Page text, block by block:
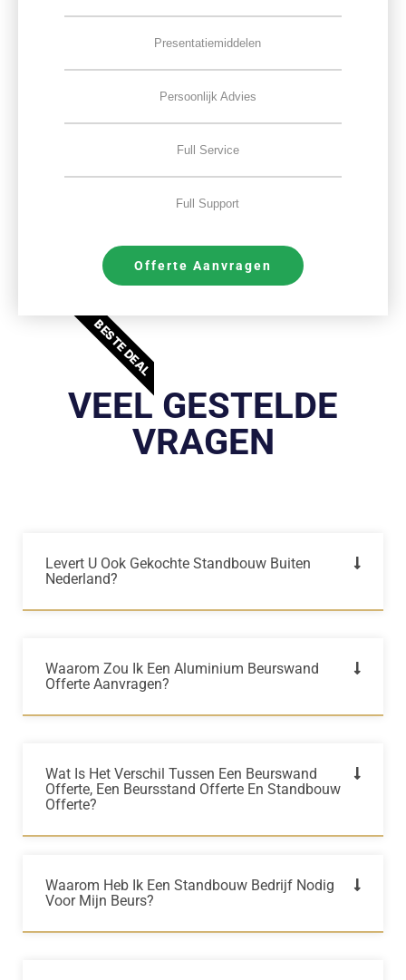
Presentatiemiddelen
Persoonlijk Advies
Full Service
Full Support
Offerte Aanvragen
BESTE DEAL
VEEL GESTELDE
VRAGEN
Levert U Ook Gekochte Standbouw Buiten
Nederland?
Waarom Zou Ik Een Aluminium Beurswand
Offerte Aanvragen?
Wat Is Het Verschil Tussen Een Beurswand
Offerte, Een Beursstand Offerte En Standbouw
Offerte?
Waarom Heb Ik Een Standbouw Bedrijf Nodig
Voor Mijn Beurs?